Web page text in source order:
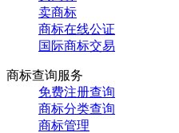
卖商标
商标在线公证
国际商标交易
商标查询服务
免费注册查询
商标分类查询
商标管理